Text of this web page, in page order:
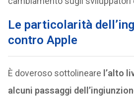
Le particolarità
contro Apple
È doveroso sottolineare l’alto
alcuni passaggi